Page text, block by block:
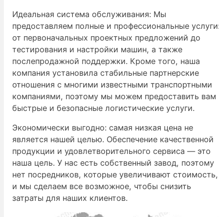
Идеальная система обслуживания: Мы
предоставляем полные и профессиональные
от первоначальных проектных предложений до
тестирования и настройки машин, а также
послепродажной поддержки. Кроме того, наша
компания установила стабильные партнерские
отношения с многими известными транспортными
компаниями, поэтому мы можем предоставить вам
быстрые и безопасные логистические услуги.
Экономически выгодно: самая низкая цена не
является нашей целью. Обеспечение качественной
продукции и удовлетворительного сервиса — это
наша цель. У нас есть собственный завод, поэтому
нет посредников, которые увеличивают стоимость,
и мы сделаем все возможное, чтобы снизить
затраты для наших клиентов.